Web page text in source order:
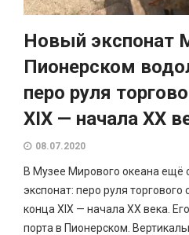
Новый экспонат
Пионерском
перо руля
XIX — начала XX
08.07.2020
В Музее Мирового океана ещё
экспонат: перо руля
конца XIX — начала XX века.
порта в Пионерском.